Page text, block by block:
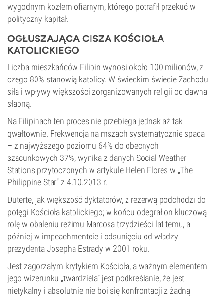
wygodnym kozłem ofiarnym, którego potrafił przekuć w
polityczny kapitał.
OGŁUSZAJĄCA CISZA KOŚCIOŁA
KATOLICKIEGO
Liczba mieszkańców Filipin wynosi około 100 milionów, z
czego 80% stanowią katolicy. W świeckim świecie Zachodu
siła i wpływy większości zorganizowanych religii od dawna
słabną.
Na Filipinach ten proces nie przebiega jednak aż tak
gwałtownie. Frekwencja na mszach systematycznie spada
– z najwyższego poziomu 64% do obecnych
szacunkowych 37%, wynika z danych Social Weather
Stations przytoczonych w artykule Helen Flores w „The
Philippine Star” z 4.10.2013 r.
Duterte, jak większość dyktatorów, z rezerwą podchodzi do
potęgi Kościoła katolickiego; w końcu odegrał on kluczową
rolę w obaleniu reżimu Marcosa trzydzieści lat temu, a
później w impeachmentcie i odsunięciu od władzy
prezydenta Josepha Estrady w 2001 roku.
Jest zagorzałym krytykiem Kościoła, a ważnym elementem
jego wizerunku „twardziela” jest podkreślanie, że jest
nietykalny i absolutnie nie boi się konfrontacji z żadną